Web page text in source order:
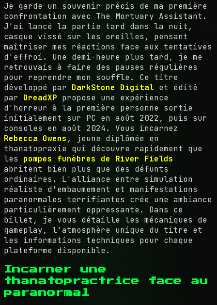
Je garde un souvenir précis de ma première
confrontation avec The Mortuary Assistant.
J'ai lancé la partie tard dans la nuit,
casque vissé sur les oreilles, pensant
maîtriser mes réactions face aux tentatives
d'effroi. Une demi-heure plus tard, je me
retrouvais à faire des pauses régulières
pour reprendre mon souffle. Ce titre
développé par DarkStone Digital et édité
par DreadXP propose une expérience
d'horreur à la première personne sortie
initialement sur PC en août 2022, puis sur
consoles en août 2024. Vous incarnez
Rebecca Owens , jeune diplômée en
thanatopraxie qui découvre rapidement que
les pompes funèbres de River Fields
abritent bien plus que des défunts
ordinaires. L'alliance entre simulation
réaliste d'embaumement et manifestations
paranormales terrifiantes crée une ambiance
particulièrement oppressante. Dans ce
billet, je vous détaille les mécaniques de
gameplay, l'atmosphère unique du titre et
les informations techniques pour chaque
plateforme disponible.
Incarner une
thanatopractrice face au
paranormal